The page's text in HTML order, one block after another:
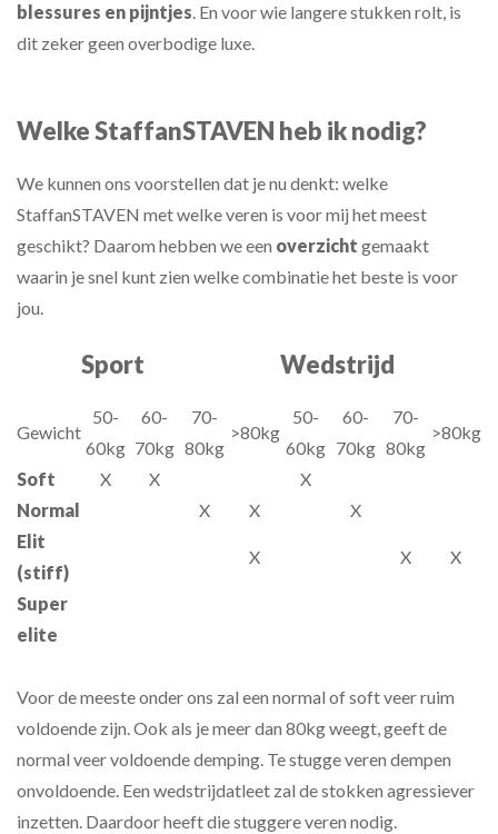
blessures en pijntjes. En voor wie langere stukken rolt, is
dit zeker geen overbodige luxe.
Welke StaffanSTAVEN heb ik nodig?
We kunnen ons voorstellen dat je nu denkt: welke
StaffanSTAVEN met welke veren is voor mij het meest
geschikt? Daarom hebben we een overzicht gemaakt
waarin je snel kunt zien welke combinatie het beste is voor
jou.
Sport Wedstrijd
Gewicht
50-
60kg
60-
70kg
70-
80kg
>80kg
50-
60kg
60-
70kg
70-
80kg
>80kg
Soft X X
X
Normal
X X
X
Elit
(stiff)
X X X
Super
elite
Voor de meeste onder ons zal een normal of soft veer ruim
voldoende zijn. Ook als je meer dan 80kg weegt, geeft de
normal veer voldoende demping. Te stugge veren dempen
onvoldoende. Een wedstrijdatleet zal de stokken agressiever
inzetten. Daardoor heeft die stuggere veren nodig.